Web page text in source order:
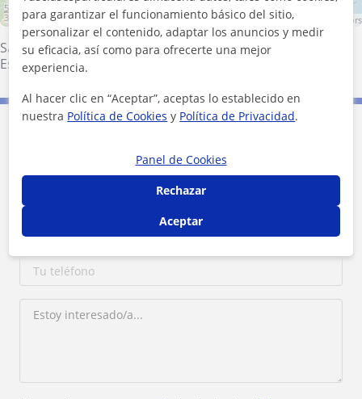
5 km
3 mi
Leaflet| ©OpenStreetMap contributors
Santa Coloma de Gramenet·Sant Cugat del Vallès
Esplugues de Llobregat
para garantizar el funcionamiento básico del sitio,
personalizar el contenido, adaptar los anuncios y medir
su eficacia, así como para ofrecerte una mejor
experiencia.
Al hacer clic en “Aceptar”, aceptas lo establecido en
nuestra Política de Cookies y Política de Privacidad.
Panel de Cookies
Rechazar
Aceptar